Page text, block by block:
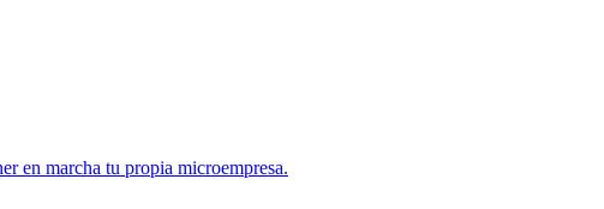
en marcha tu propia microempresa.